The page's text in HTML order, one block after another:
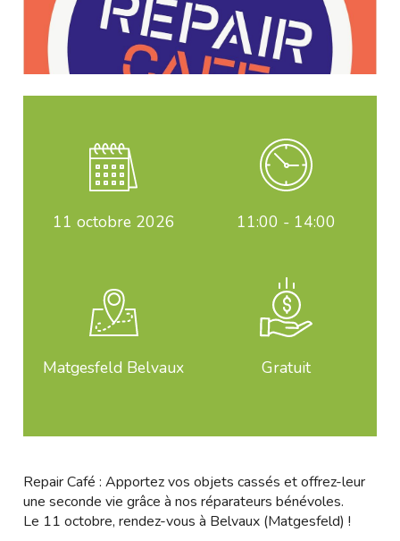
11 octobre 2026 11:00 - 14:00
Matgesfeld Belvaux Gratuit
Repair Café : Apportez vos objets cassés et offrez-leur
une seconde vie grâce à nos réparateurs bénévoles.
Le 11 octobre, rendez-vous à Belvaux (Matgesfeld) !